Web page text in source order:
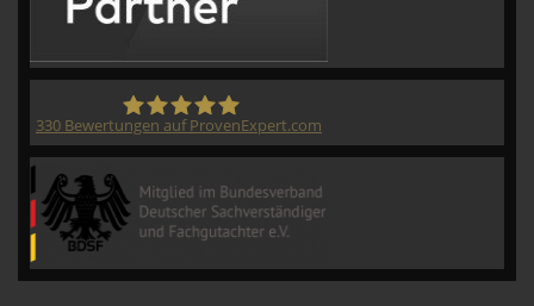
330 Bewertungen auf ProvenExpert.com